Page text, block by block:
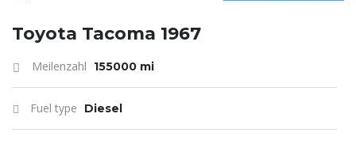
Toyota Tacoma 1967
Meilenzahl 155000 mi
Fuel type Diesel